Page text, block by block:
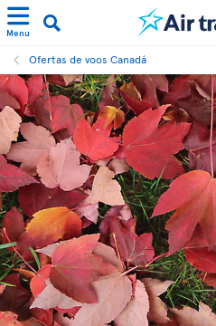
Menu
Ofertas de voos Canadá